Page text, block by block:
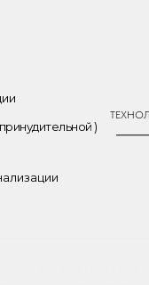
)